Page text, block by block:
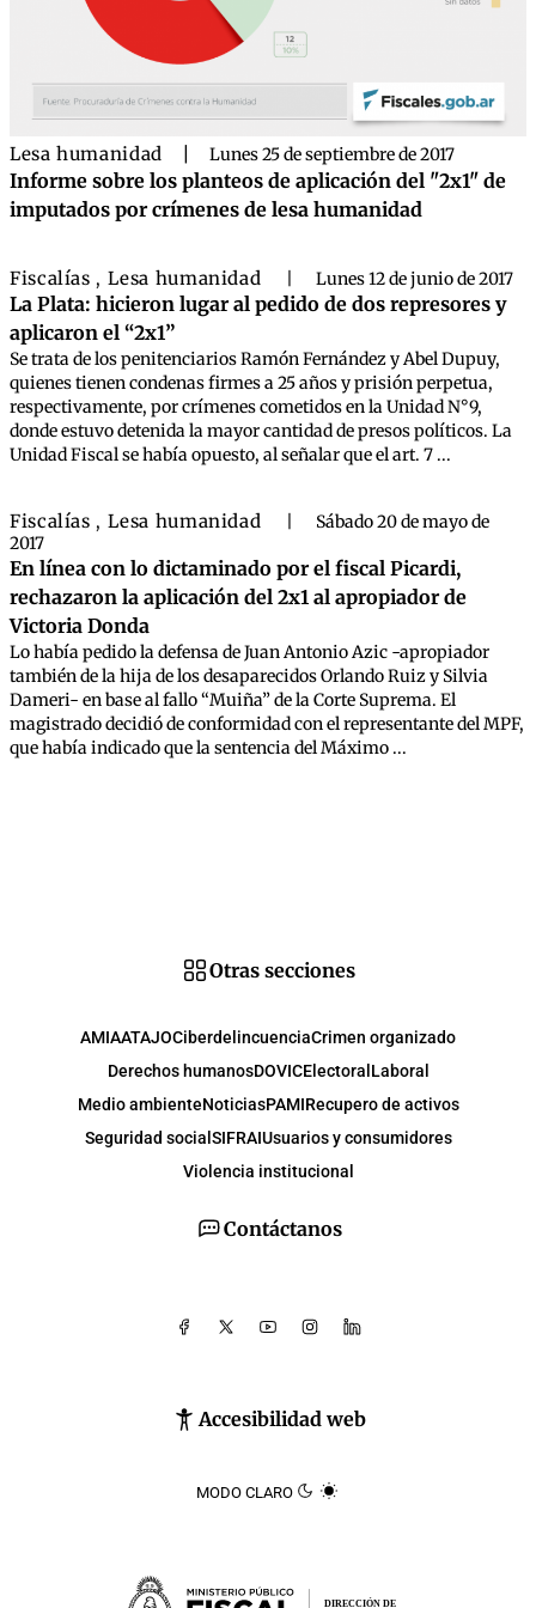
Lesa humanidad Lunes 25 de septiembre de 2017
Informe sobre los planteos de aplicación del "2x1" de
imputados por crímenes de lesa humanidad
Fiscalías , Lesa humanidad Lunes 12 de junio de 2017
La Plata: hicieron lugar al pedido de dos represores y
aplicaron el “2x1”
Se trata de los penitenciarios Ramón Fernández y Abel Dupuy,
quienes tienen condenas firmes a 25 años y prisión perpetua,
respectivamente, por crímenes cometidos en la Unidad N°9,
donde estuvo detenida la mayor cantidad de presos políticos. La
Unidad Fiscal se había opuesto, al señalar que el art. 7 ...
Fiscalías , Lesa humanidad
Sábado 20 de mayo de
2017
En línea con lo dictaminado por el fiscal Picardi,
rechazaron la aplicación del 2x1 al apropiador de
Victoria Donda
Lo había pedido la defensa de Juan Antonio Azic -apropiador
también de la hija de los desaparecidos Orlando Ruiz y Silvia
Dameri- en base al fallo “Muiña” de la Corte Suprema. El
magistrado decidió de conformidad con el representante del MPF,
que había indicado que la sentencia del Máximo ...
Contáctanos
Accesibilidad web
MODO CLARO
Otras secciones
AMIAATAJOCiberdelincuenciaCrimen organizado
Derechos humanosDOVICElectoral Laboral
Medio ambienteNoticiasPAMIRecupero de activos
Seguridad social SIFRAIUsuarios y consumidores
Violencia institucional
DIRECCIÓN DE